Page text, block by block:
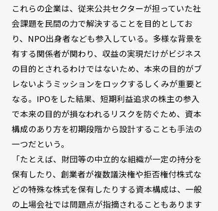
これらの企業は、従来公共セクターが担っていた社
会課題を民間の力で解決することを目的としてお
り、NPO出身者なども参入している。多様な背景を
有する関係者が関わり、収益の実現だけがビジネス
の目的とされるわけではないため、本来の目的がブ
レないようミッションをロックするしくみが重要と
なる。IPOをした結果、短期利益追求の株主の参入
で本来の目的が損なわれるリスクを防ぐため、資本
構成のあり方を初期段階から設計することも手法の
一つだという。
「たとえば、財団等の中立的な組織が一定の持分を
保有したり、創業者が複数議決権や拒否権付株式な
どの特殊な株式を保有したりする資本構成は、一般
の上場会社では問題点が指摘されることもあります